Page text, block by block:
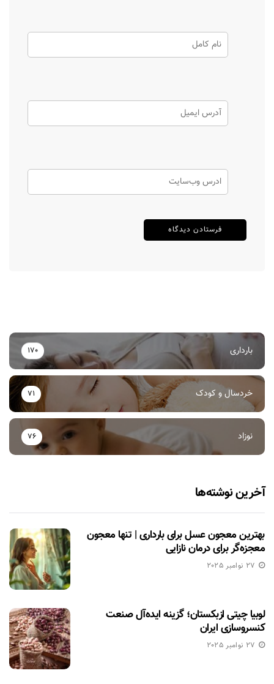
بارداری 170
خردسال و کودک 71
نوزاد 76
آخرین نوشته‌ها
بهترین معجون عسل برای بارداری | تنها معجون
معجزه‌گر برای درمان نازایی
27 نوامبر 2025
لوبیا چیتی ازبکستان؛ گزینه ایده‌آل صنعت
کنسروسازی ایران
27 نوامبر 2025